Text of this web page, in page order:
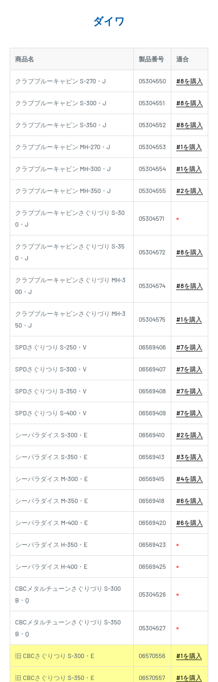
ダイワ
商品名 製品番号 適合
クラブブルーキャビン S-270・J 05304550 #8を購入
クラブブルーキャビン S-300・J 05304551 #8を購入
クラブブルーキャビン S-350・J 05304552 #8を購入
クラブブルーキャビン MH-270・J 05304553 #1を購入
クラブブルーキャビン MH-300・J 05304554 #1を購入
クラブブルーキャビン MH-350・J 05304555 #2を購入
クラブブルーキャビンさぐりづり S-30
0・J
05304571 ×
クラブブルーキャビンさぐりづり S-35
0・J
05304572 #8を購入
クラブブルーキャビンさぐりづり MH-3
00・J
05304574 #8を購入
クラブブルーキャビンさぐりづり MH-3
50・J
05304575 #1を購入
SPDさぐりつり S-250・V 06569406 #7を購入
SPDさぐりつり S-300・V 06569407 #7を購入
SPDさぐりつり S-350・V 06569408 #7を購入
SPDさぐりつり S-400・V 06569409 #7を購入
シーパラダイス S-300・E 06569410 #2を購入
シーパラダイス S-350・E 06569413 #3を購入
シーパラダイス M-300・E 06569415 #4を購入
シーパラダイス M-350・E 06569418 #6を購入
シーパラダイス M-400・E 06569420 #6を購入
シーパラダイス H-350・E 06569423 ×
シーパラダイス H-400・E 06569425 ×
CBCメタルチューンさぐりづり S-300
B・Q
05304526 ×
CBCメタルチューンさぐりづり S-350
B・Q
05304527 ×
旧 CBCさぐりつり S-300・E 06570556 #1を購入
旧 CBCさぐりつり S-350・E 06570557 #1を購入